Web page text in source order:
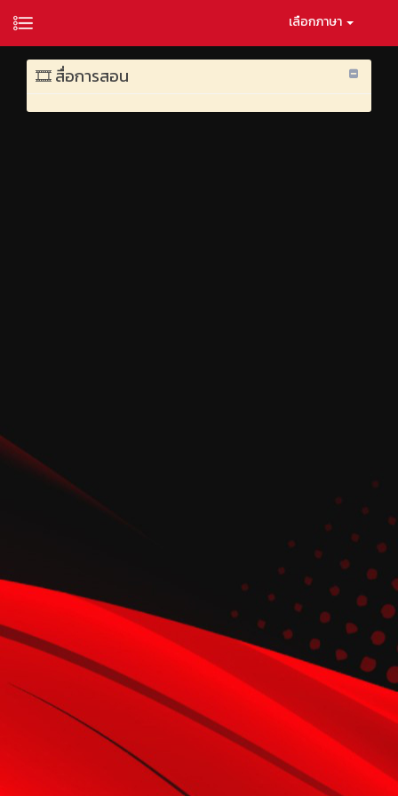
เลือกภาษา
🎞️ สื่อการสอน